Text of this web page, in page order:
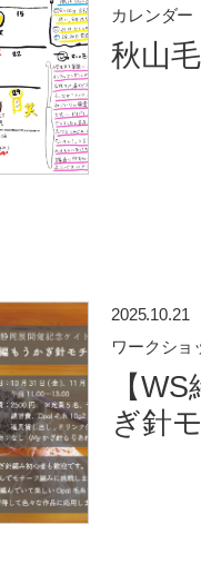
カレンダー
秋山
2025.10.21
ワークショ
【
ぎ針